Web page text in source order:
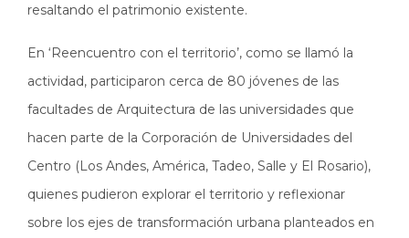
resaltando el patrimonio existente.
En ‘Reencuentro con el territorio’, como se llamó la
actividad, participaron cerca de 80 jóvenes de las
facultades de Arquitectura de las universidades que
hacen parte de la Corporación de Universidades del
Centro (Los Andes, América, Tadeo, Salle y El Rosario),
quienes pudieron explorar el territorio y reflexionar
sobre los ejes de transformación urbana planteados en